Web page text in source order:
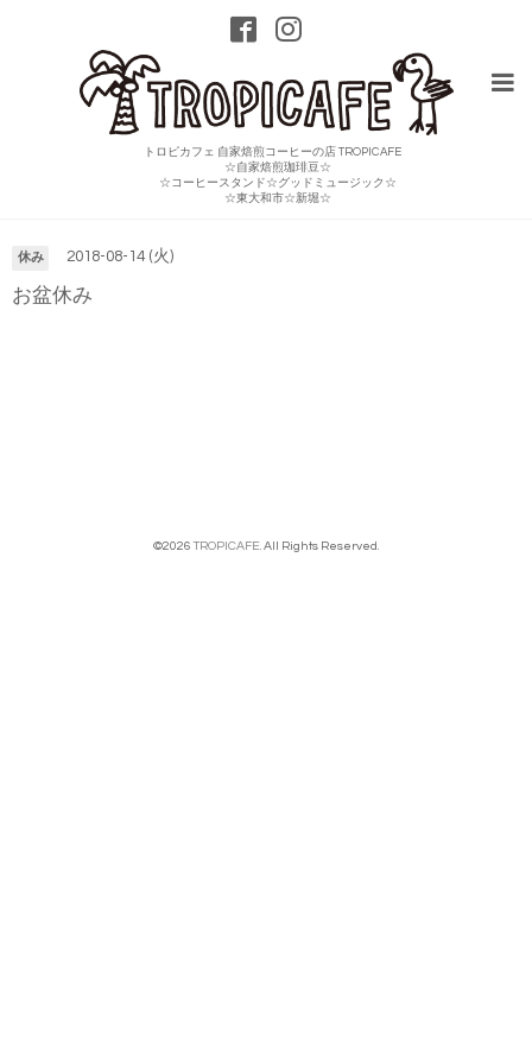
トロピカフェ 自家焙煎コーヒーの店 TROPICAFE
☆自家焙煎珈琲豆☆
☆コーヒースタンド☆グッドミュージック☆
☆東大和市☆新堀☆
休み 2018-08-14 (火)
お盆休み
©2026TROPICAFE . All Rights Reserved.